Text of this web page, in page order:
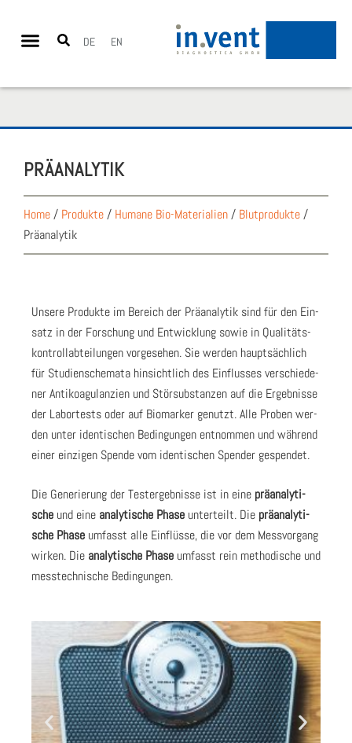
DE EN
PRÄ­ANA­LY­TIK
Home/ Produkte/ Humane Bio-Materialien/ Blutprodukte/
Präanalytik
Unse­re Pro­duk­te im Bereich der Prä­ana­ly­tik sind für den Ein­
satz in der For­schung und Ent­wick­lung sowie in Qua­li­täts­
kon­troll­ab­tei­lun­gen vor­ge­se­hen. Sie wer­den haupt­säch­lich
für Stu­di­en­sche­ma­ta hin­sicht­lich des Ein­flus­ses ver­schie­de­
ner Anti­ko­agu­lan­zi­en und Stör­sub­stan­zen auf die Ergeb­nis­se
der Labor­tests oder auf Bio­mar­ker genutzt. Alle Pro­ben wer­
den unter iden­ti­schen Bedin­gun­gen ent­nom­men und wäh­rend
einer ein­zi­gen Spen­de vom iden­ti­schen Spen­der gespen­det.
Die Gene­rie­rung der Test­ergeb­nis­se ist in eine prä­ana­ly­ti­
sche und eine ana­ly­ti­sche Pha­se unter­teilt. Die prä­ana­ly­ti­
sche Pha­se umfasst alle Ein­flüs­se, die vor dem Mess­vor­gang
wir­ken. Die ana­ly­ti­sche Pha­se umfasst rein metho­di­sche und
mess­tech­ni­sche Bedin­gun­gen.